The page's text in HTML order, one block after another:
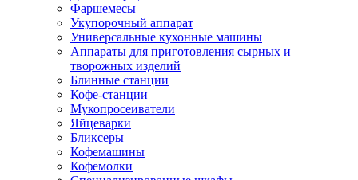
Фаршемесы
Укупорочный аппарат
Универсальные кухонные машины
Аппараты для приготовления сырных и
творожных изделий
Блинные станции
Кофе-станции
Мукопросеиватели
Яйцеварки
Бликсеры
Кофемашины
Кофемолки